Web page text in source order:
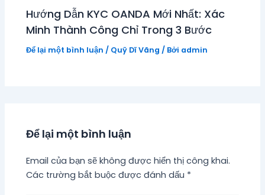
Hướng Dẫn KYC OANDA Mới Nhất: Xác
Minh Thành Công Chỉ Trong 3 Bước
Để lại một bình luận / Quỹ Dĩ Vãng / Bởi admin
Để lại một bình luận
Email của bạn sẽ không được hiển thị công khai.
Các trường bắt buộc được đánh dấu *